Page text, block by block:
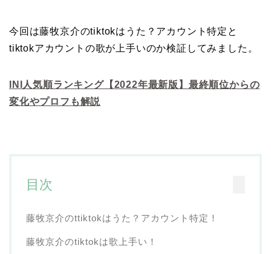
今回は藤牧京介のtiktokはうた？アカウント特定と
tiktokアカウントの歌が上手いのか検証してみました。
INI人気順ランキング【2022年最新版】最終順位からの
変化やプロフも解説
目次
藤牧京介のttiktokはうた？アカウント特定！
藤牧京介のtiktokは歌上手い！